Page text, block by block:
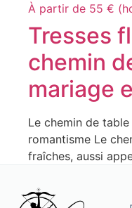
À partir de 55 €
Tresses
chemin
mariage
Le chemin de
romantisme Le
fraîches, aussi